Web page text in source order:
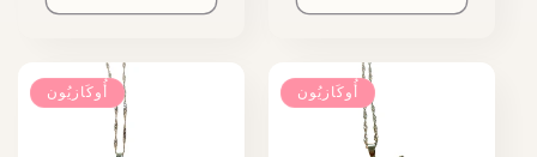
أُوكَازيُون أُوكَازيُون